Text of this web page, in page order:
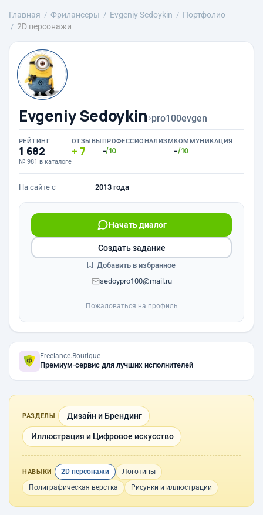
Главная Фрилансеры Evgeniy Sedoykin
Портфолио
2D персонажи
Evgeniy Sedoykin›pro100evgen
РЕЙТИНГ
1 682
№ 981 в каталоге
ОТЗЫВЫ
7
ПРОФЕССИОНАЛИЗМ
-/10
КОММУНИКАЦИЯ
-/10
На сайте с 2013 года
Начать диалог
sedoypro100@mail.ru
Создать задание
Добавить в избранное
Пожаловаться на профиль
Freelance.Boutique
Премиум-сервис для лучших исполнителей
РАЗДЕЛЫ Дизайн и Брендинг
Иллюстрация и Цифровое искусство
НАВЫКИ 2D персонажи
Логотипы
Полиграфическая верстка
Рисунки и иллюстрации